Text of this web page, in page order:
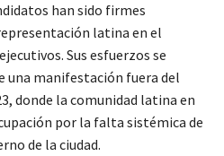
han sido firmes
latina en el
Sus esfuerzos se
una manifestación fuera del
donde la comunidad latina en
por la falta sistémica de
de la ciudad.